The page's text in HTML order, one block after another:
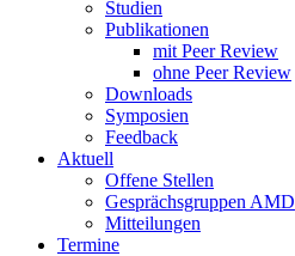
Studien
Publikationen
mit Peer Review
ohne Peer Review
Downloads
Symposien
Feedback
Aktuell
Offene Stellen
Gesprächsgruppen AMD
Mitteilungen
Termine